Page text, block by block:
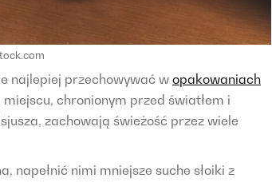
najlepiej przechowywać wopakowaniach
chronionym przed światłem i
zachowają świeżość przez wiele
napełnić nimi mniejsze suche słoiki z